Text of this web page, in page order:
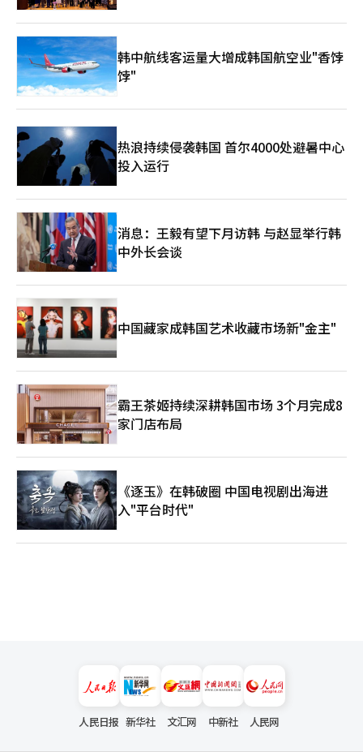
韩中航线客运量大增成韩国航空业"香饽
饽"
热浪持续侵袭韩国 首尔4000处避暑中心
投入运行
消息：王毅有望下月访韩 与赵显举行韩
中外长会谈
中国藏家成韩国艺术收藏市场新"金主"
霸王茶姬持续深耕韩国市场 3个月完成8
家门店布局
《逐玉》在韩破圈 中国电视剧出海进
入"平台时代"
人民日报 新华社 文汇网 中新社 人民网